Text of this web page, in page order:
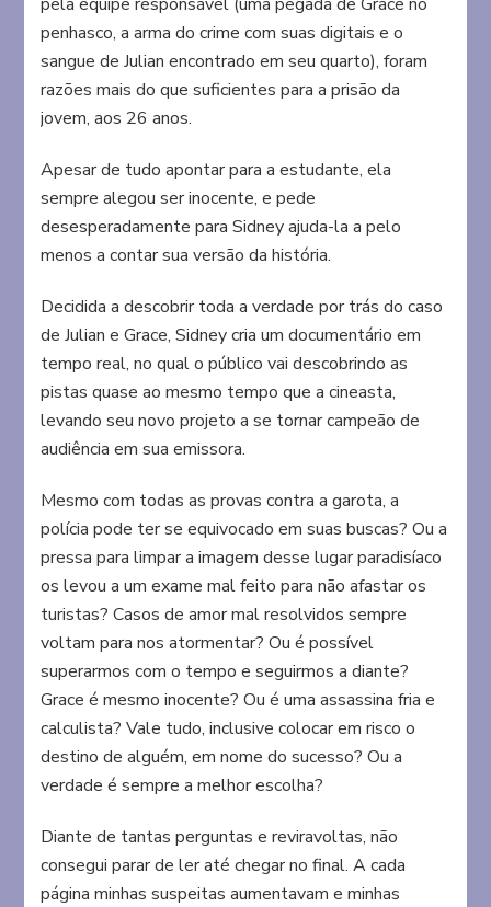
penhasco, a arma do crime com suas digitais e o
sangue de Julian encontrado em seu quarto), foram
razões mais do que suficientes para a prisão da
jovem, aos 26 anos.
Apesar de tudo apontar para a estudante, ela
sempre alegou ser inocente, e pede
desesperadamente para Sidney ajuda-la a pelo
menos a contar sua versão da história.
Decidida a descobrir toda a verdade por trás do caso
de Julian e Grace, Sidney cria um documentário em
tempo real, no qual o público vai descobrindo as
pistas quase ao mesmo tempo que a cineasta,
levando seu novo projeto a se tornar campeão de
audiência em sua emissora.
Mesmo com todas as provas contra a garota, a
polícia pode ter se equivocado em suas buscas? Ou a
pressa para limpar a imagem desse lugar paradisíaco
os levou a um exame mal feito para não afastar os
turistas? Casos de amor mal resolvidos sempre
voltam para nos atormentar? Ou é possível
superarmos com o tempo e seguirmos a diante?
Grace é mesmo inocente? Ou é uma assassina fria e
calculista? Vale tudo, inclusive colocar em risco o
destino de alguém, em nome do sucesso? Ou a
verdade é sempre a melhor escolha?
Diante de tantas perguntas e reviravoltas, não
consegui parar de ler até chegar no final. A cada
página minhas suspeitas aumentavam e minhas